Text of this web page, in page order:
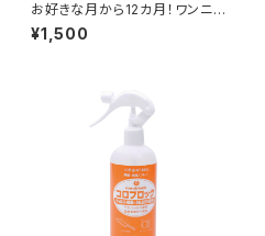
お好きな月から12カ月！ワンニャ
ンのオリジナル卓上カレンダ
ー CDサイズ B：追加
¥1,500